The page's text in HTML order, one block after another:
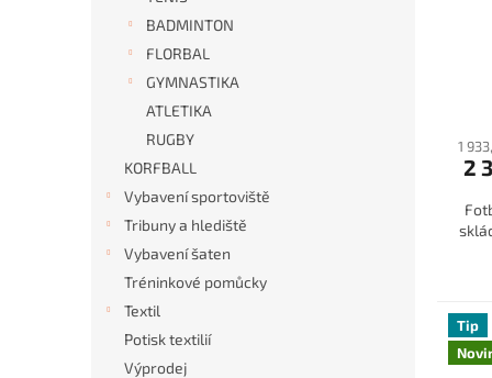
BADMINTON
FLORBAL
GYMNASTIKA
ATLETIKA
RUGBY
KORFBALL
Vybavení sportoviště
Tribuny a hlediště
Vybavení šaten
Tréninkové pomůcky
Textil
Potisk textilií
Výprodej
1
2
Tip